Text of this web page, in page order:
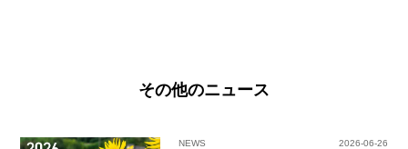
その他のニュース
NEWS 2026-06-26